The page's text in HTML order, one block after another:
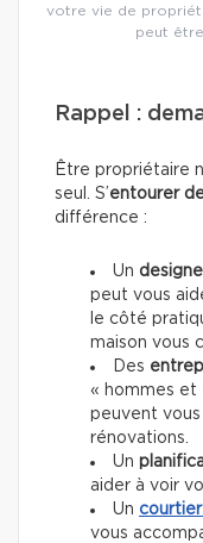
votre vie de
peut
Rappel :
Être propriétaire
seul. S’entourer
différence :
Un
peut vous
le côté
maison vous
Des
« hommes et
peuvent vous
rénovations.
Un
aider à voir
Un
vous